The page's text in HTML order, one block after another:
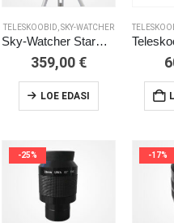
TELESKOOBID ,SKY-WATCHER
Sky-Watcher StarQuest-102R EQ/AltAz
359,00 €
LOE EDASI
-25% -17%